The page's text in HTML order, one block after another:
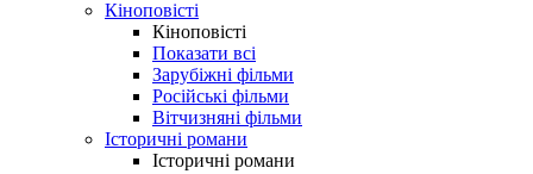
Кіноповісті
Кіноповісті
Показати всі
Зарубіжні фільми
Російські фільми
Вітчизняні фільми
Історичні романи
Історичні романи